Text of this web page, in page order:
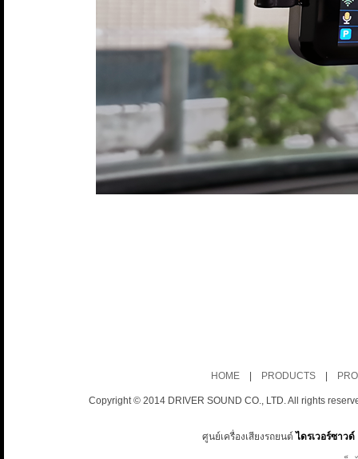
HOME| PRODUCTS|
Copyright © 2014 DRIVER SOUND CO., LTD. All rights
ศูนย์เครื่องเสียงรถยนต์ ไดรเวอร์ซาวด์